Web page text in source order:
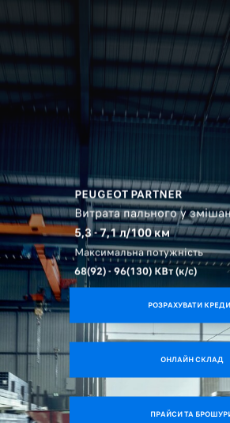
PEUGEOT PARTNER
Витрата пального у
5,3 - 7,1 л/100 км
Максимальна потужність
68(92) - 96(130) КВт (к/с)
РОЗРАХУВАТИ
ОНЛАЙН СКЛАД
ПРАЙСИ ТА